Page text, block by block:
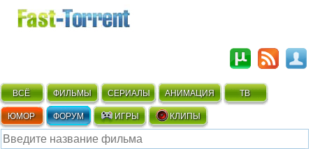
ВСЁ ФИЛЬМЫ СЕРИАЛЫ АНИМАЦИЯ ТВ
ЮМОР ФОРУМ ИГРЫ КЛИПЫ